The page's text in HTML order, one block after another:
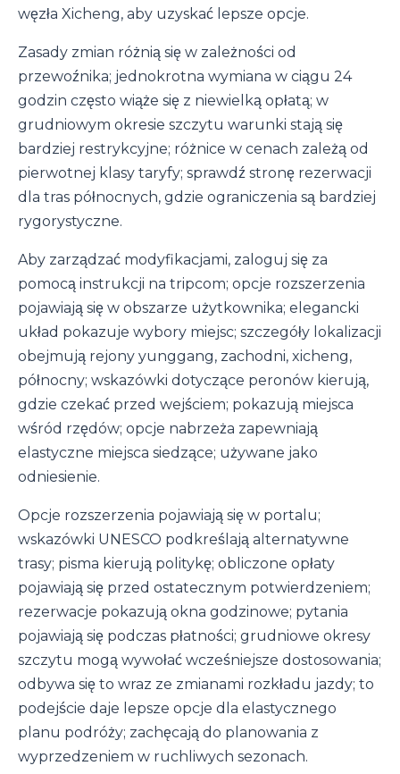
węzła Xicheng, aby uzyskać lepsze opcje.
Zasady zmian różnią się w zależności od
przewoźnika; jednokrotna wymiana w ciągu 24
godzin często wiąże się z niewielką opłatą; w
grudniowym okresie szczytu warunki stają się
bardziej restrykcyjne; różnice w cenach zależą od
pierwotnej klasy taryfy; sprawdź stronę rezerwacji
dla tras północnych, gdzie ograniczenia są bardziej
rygorystyczne.
Aby zarządzać modyfikacjami, zaloguj się za
pomocą instrukcji na tripcom; opcje rozszerzenia
pojawiają się w obszarze użytkownika; elegancki
układ pokazuje wybory miejsc; szczegóły lokalizacji
obejmują rejony yunggang, zachodni, xicheng,
północny; wskazówki dotyczące peronów kierują,
gdzie czekać przed wejściem; pokazują miejsca
wśród rzędów; opcje nabrzeża zapewniają
elastyczne miejsca siedzące; używane jako
odniesienie.
Opcje rozszerzenia pojawiają się w portalu;
wskazówki UNESCO podkreślają alternatywne
trasy; pisma kierują politykę; obliczone opłaty
pojawiają się przed ostatecznym potwierdzeniem;
rezerwacje pokazują okna godzinowe; pytania
pojawiają się podczas płatności; grudniowe okresy
szczytu mogą wywołać wcześniejsze dostosowania;
odbywa się to wraz ze zmianami rozkładu jazdy; to
podejście daje lepsze opcje dla elastycznego
planu podróży; zachęcają do planowania z
wyprzedzeniem w ruchliwych sezonach.